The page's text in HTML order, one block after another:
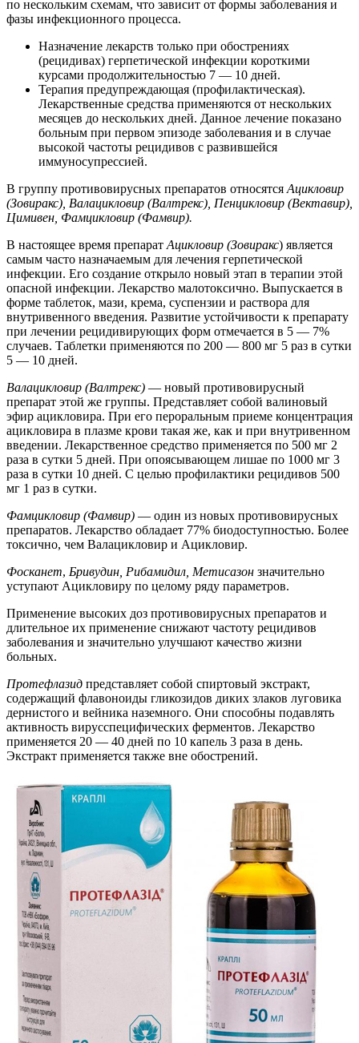
по нескольким схемам, что зависит от формы заболевания и
фазы инфекционного процесса.
Назначение лекарств только при обострениях
(рецидивах) герпетической инфекции короткими
курсами продолжительностью 7 — 10 дней.
Терапия предупреждающая (профилактическая).
Лекарственные средства применяются от нескольких
месяцев до нескольких дней. Данное лечение показано
больным при первом эпизоде заболевания и в случае
высокой частоты рецидивов с развившейся
иммуносупрессией.
В группу противовирусных препаратов относятся Ацикловир
(Зовиракс), Валацикловир (Валтрекс), Пенцикловир (Вектавир),
Цимивен, Фамцикловир (Фамвир).
В настоящее время препарат Ацикловир (Зовиракс) является
самым часто назначаемым для лечения герпетической
инфекции. Его создание открыло новый этап в терапии этой
опасной инфекции. Лекарство малотоксично. Выпускается в
форме таблеток, мази, крема, суспензии и раствора для
внутривенного введения. Развитие устойчивости к препарату
при лечении рецидивирующих форм отмечается в 5 — 7%
случаев. Таблетки применяются по 200 — 800 мг 5 раз в сутки
5 — 10 дней.
Валацикловир (Валтрекс) — новый противовирусный
препарат этой же группы. Представляет собой валиновый
эфир ацикловира. При его пероральным приеме концентрация
ацикловира в плазме крови такая же, как и при внутривенном
введении. Лекарственное средство применяется по 500 мг 2
раза в сутки 5 дней. При опоясывающем лишае по 1000 мг 3
раза в сутки 10 дней. С целью профилактики рецидивов 500
мг 1 раз в сутки.
Фамцикловир (Фамвир) — один из новых противовирусных
препаратов. Лекарство обладает 77% биодоступностью. Более
токсично, чем Валацикловир и Ацикловир.
Фосканет, Бривудин, Рибамидил, Метисазон значительно
уступают Ацикловиру по целому ряду параметров.
Применение высоких доз противовирусных препаратов и
длительное их применение снижают частоту рецидивов
заболевания и значительно улучшают качество жизни
больных.
Протефлазид представляет собой спиртовый экстракт,
содержащий флавоноиды гликозидов диких злаков луговика
дернистого и вейника наземного. Они способны подавлять
активность вирусспецифических ферментов. Лекарство
применяется 20 — 40 дней по 10 капель 3 раза в день.
Экстракт применяется также вне обострений.